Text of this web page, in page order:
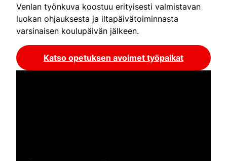
Venlan työnkuva koostuu erityisesti valmistavan
luokan ohjauksesta ja iltapäivätoiminnasta
varsinaisen koulupäivän jälkeen.
Katso opetuksen avoimet työpaikat